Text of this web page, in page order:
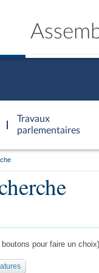
Travaux
parlementaires
pour faire un choix)